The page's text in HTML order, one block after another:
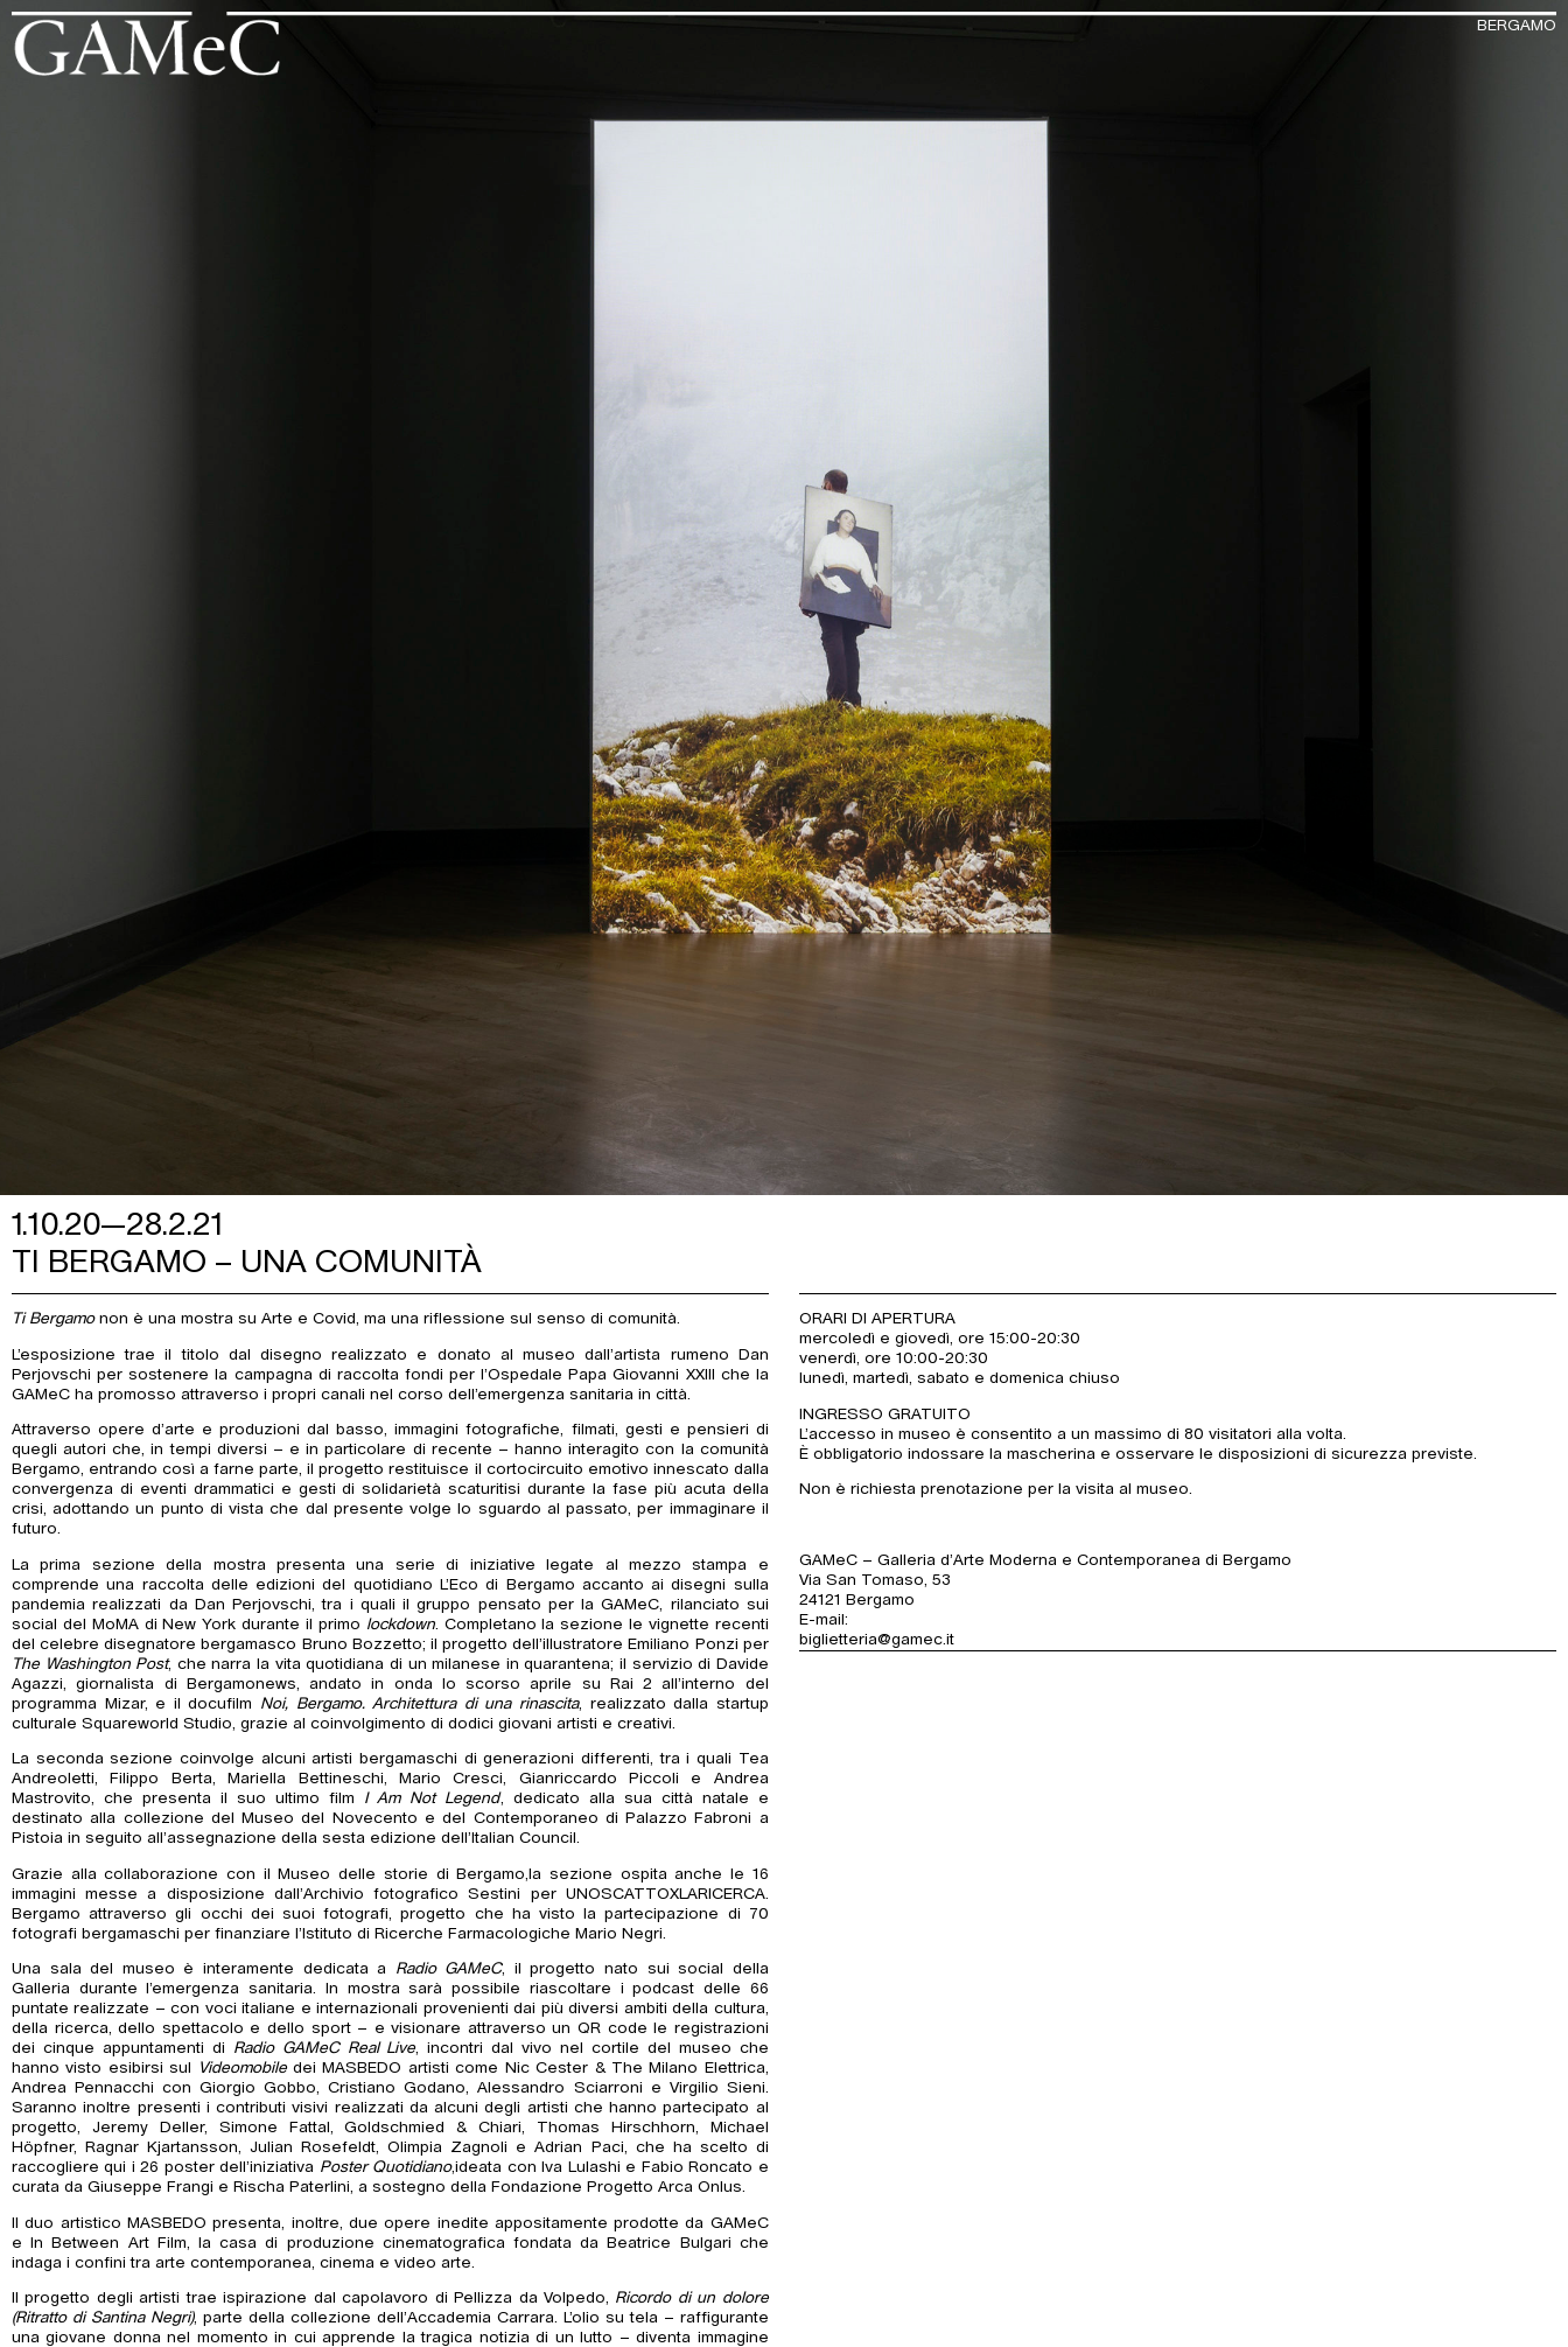
BERGAMO
1.10.20—28.2.21
TI BERGAMO – UNA COMUNITÀ
Ti Bergamonon è una mostra su Arte e Covid, ma una riflessione sul senso di comunità.
L’esposizione trae il titolo dal disegno realizzato e donato al museo dall’artista rumeno Dan
Perjovschi per sostenere la campagna di raccolta fondi per l’Ospedale Papa Giovanni XXIII che la
GAMeC ha promosso attraverso i propri canali nel corso dell’emergenza sanitaria in città.
Attraverso opere d’arte e produzioni dal basso, immagini fotografiche, filmati, gesti e pensieri di
quegli autori che, in tempi diversi – e in particolare di recente – hanno interagito con la comunità
Bergamo, entrando così a farne parte, il progetto restituisce il cortocircuito emotivo innescato dalla
convergenza di eventi drammatici e gesti di solidarietà scaturitisi durante la fase più acuta della
crisi, adottando un punto di vista che dal presente volge lo sguardo al passato, per immaginare il
futuro.
La prima sezione della mostra presenta una serie di iniziative legate al mezzo stampa e
comprende una raccolta delle edizioni del quotidiano L’Eco di Bergamo accanto ai disegni sulla
pandemia realizzati da Dan Perjovschi, tra i quali il gruppo pensato per la GAMeC, rilanciato sui
social del MoMA di New York durante il primo lockdown. Completano la sezione le vignette recenti
del celebre disegnatore bergamasco Bruno Bozzetto; il progetto dell’illustratore Emiliano Ponzi per
The Washington Post, che narra la vita quotidiana di un milanese in quarantena; il servizio di Davide
Agazzi, giornalista di Bergamonews, andato in onda lo scorso aprile su Rai 2 all’interno del
programma Mizar, e il docufilm Noi, Bergamo. Architettura di una rinascita, realizzato dalla startup
culturale Squareworld Studio, grazie al coinvolgimento di dodici giovani artisti e creativi.
La seconda sezione coinvolge alcuni artisti bergamaschi di generazioni differenti, tra i quali Tea
Andreoletti, Filippo Berta, Mariella Bettineschi, Mario Cresci, Gianriccardo Piccoli e Andrea
Mastrovito, che presenta il suo ultimo film I Am Not Legend, dedicato alla sua città natale e
destinato alla collezione del Museo del Novecento e del Contemporaneo di Palazzo Fabroni a
Pistoia in seguito all’assegnazione della sesta edizione dell’Italian Council.
Grazie alla collaborazione con il Museo delle storie di Bergamo,la sezione ospita anche le 16
immagini messe a disposizione dall’Archivio fotografico Sestini per UNOSCATTOXLARICERCA.
Bergamo attraverso gli occhi dei suoi fotografi, progetto che ha visto la partecipazione di 70
fotografi bergamaschi per finanziare l’Istituto di Ricerche Farmacologiche Mario Negri.
Una sala del museo è interamente dedicata a Radio GAMeC, il progetto nato sui social della
Galleria durante l’emergenza sanitaria. In mostra sarà possibile riascoltare i podcast delle 66
puntate realizzate – con voci italiane e internazionali provenienti dai più diversi ambiti della cultura,
della ricerca, dello spettacolo e dello sport – e visionare attraverso un QR code le registrazioni
dei cinque appuntamenti di Radio GAMeC Real Live, incontri dal vivo nel cortile del museo che
hanno visto esibirsi sul
Videomobiledei MASBEDO artisti come Nic Cester & The Milano Elettrica,
Andrea Pennacchi con Giorgio Gobbo, Cristiano Godano, Alessandro Sciarroni e Virgilio Sieni.
Saranno inoltre presenti i contributi visivi realizzati da alcuni degli artisti che hanno partecipato al
progetto, Jeremy Deller, Simone Fattal, Goldschmied & Chiari, Thomas Hirschhorn, Michael
Höpfner, Ragnar Kjartansson, Julian Rosefeldt, Olimpia Zagnoli e Adrian Paci, che ha scelto di
raccogliere qui i 26 poster dell’iniziativa Poster Quotidiano,ideata con Iva Lulashi e Fabio Roncato e
curata da Giuseppe Frangi e Rischa Paterlini, a sostegno della Fondazione Progetto Arca Onlus.
Il duo artistico MASBEDO presenta, inoltre, due opere inedite appositamente prodotte da GAMeC
e In Between Art Film, la casa di produzione cinematografica fondata da Beatrice Bulgari che
indaga i confini tra arte contemporanea, cinema e video arte.
Il progetto degli artisti trae ispirazione dal capolavoro di Pellizza da Volpedo, Ricordo di un dolore
(Ritratto di Santina Negri), parte della collezione dell’Accademia Carrara. L’olio su tela – raffigurante
una giovane donna nel momento in cui apprende la tragica notizia di un lutto – diventa immagine
ORARI DI APERTURA
mercoledì e giovedì, ore 15:00-20:30
venerdì, ore 10:00-20:30
lunedì, martedì, sabato e domenica chiuso
INGRESSO GRATUITO
L’accesso in museo è consentito a un massimo di 80 visitatori alla volta.
È obbligatorio indossare la mascherina e osservare le disposizioni di sicurezza previste.
Non è richiesta prenotazione per la visita al museo.
GAMeC – Galleria d’Arte Moderna e Contemporanea di Bergamo
Via San Tomaso, 53
24121 Bergamo
E-mail:
biglietteria@gamec.it